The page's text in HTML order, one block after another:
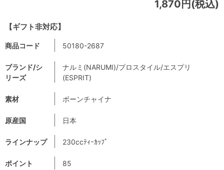
【ギフト非対応】
1,870円(税込)
商品コード 50180-2687
ブランド/シ
リーズ
ナルミ(NARUMI)/プロスタイル/エスプリ
(ESPRIT)
素材 ボーンチャイナ
原産国 日本
ラインナップ 230ccﾃｨｰｶｯﾌﾟ
ポイント 85